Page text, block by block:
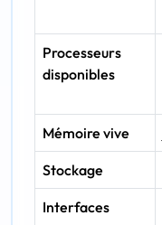
Processeurs
disponibles
Mémoire vive
Stockage
Interfaces